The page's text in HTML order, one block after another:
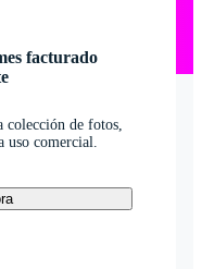
facturado
colección de fotos,
uso comercial.